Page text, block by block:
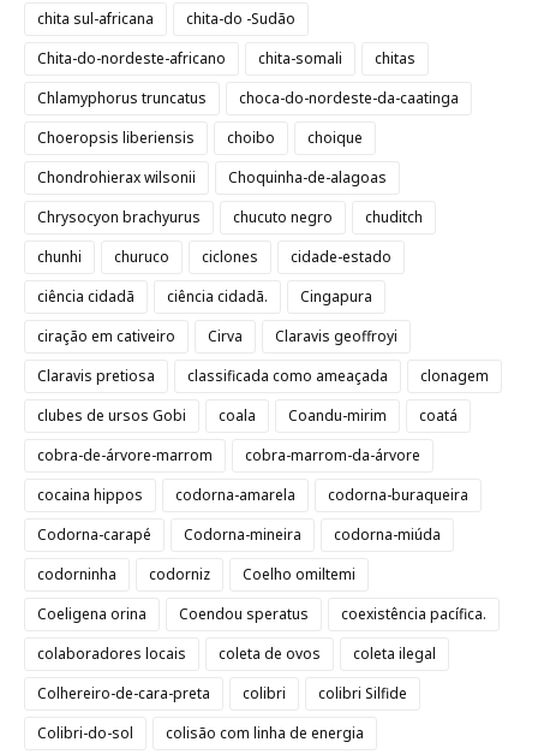
chita sul-africana
chita-do -Sudão
Chita-do-nordeste-africano
chita-somali
chitas
Chlamyphorus truncatus
choca-do-nordeste-da-caatinga
Choeropsis liberiensis
choibo
choique
Chondrohierax wilsonii
Choquinha-de-alagoas
Chrysocyon brachyurus
chucuto negro
chuditch
chunhi
churuco ciclones
cidade-estado
ciência cidadã
ciência cidadã.
Cingapura
ciração em cativeiro
Cirva
Claravis geoffroyi
Claravis pretiosa
classificada como ameaçada
clonagem
clubes de ursos Gobi
coala Coandu-mirim
coatá
cobra-de-árvore-marrom
cobra-marrom-da-árvore
cocaina hippos
codorna-amarela
codorna-buraqueira
Codorna-carapé
Codorna-mineira
codorna-miúda
codorninha
codorniz
Coelho omiltemi
Coeligena orina
Coendou speratus
coexistência pacífica.
colaboradores locais
coleta de ovos
coleta ilegal
Colhereiro-de-cara-preta
colibri
colibri Silfide
Colibri-do-sol
colisão com linha de energia